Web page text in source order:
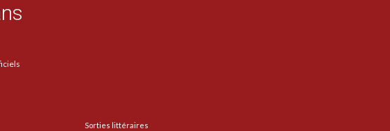
Sorties littéraires